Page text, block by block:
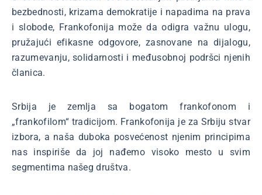
bezbednosti, krizama demokratije i napadima na prava
i slobode, Frankofonija može da odigra važnu ulogu,
pružajući efikasne odgovore, zasnovane na dijalogu,
razumevanju, solidarnosti i međusobnoj podršci njenih
članica.
Srbija je zemlja sa bogatom frankofonom i
„frankofilom“ tradicijom. Frankofonija je za Srbiju stvar
izbora, a naša duboka posvećenost njenim principima
nas inspiriše da joj nađemo visoko mesto u svim
segmentima našeg društva.